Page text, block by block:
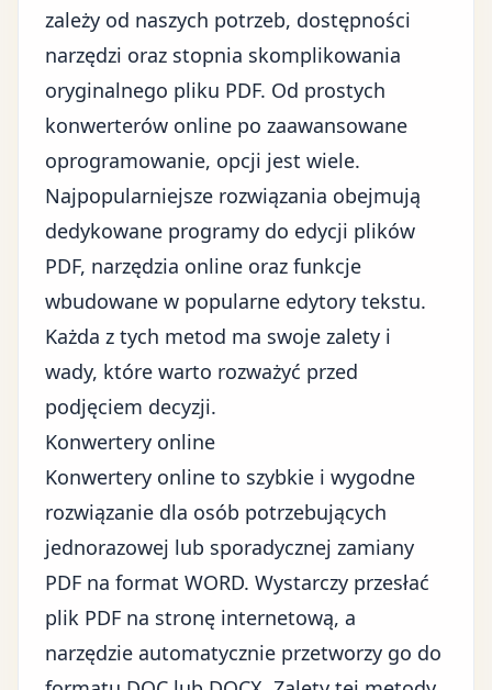
zależy od naszych potrzeb, dostępności
narzędzi oraz stopnia skomplikowania
oryginalnego pliku PDF. Od prostych
konwerterów online po zaawansowane
oprogramowanie, opcji jest wiele.
Najpopularniejsze rozwiązania obejmują
dedykowane programy do edycji plików
PDF, narzędzia online oraz funkcje
wbudowane w popularne edytory tekstu.
Każda z tych metod ma swoje zalety i
wady, które warto rozważyć przed
podjęciem decyzji.
Konwertery online
Konwertery online to szybkie i wygodne
rozwiązanie dla osób potrzebujących
jednorazowej lub sporadycznej zamiany
PDF na format WORD. Wystarczy przesłać
plik PDF na stronę internetową, a
narzędzie automatycznie przetworzy go do